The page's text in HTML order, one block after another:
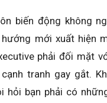
biến động không
mới xuất hiện
phải đối mặt
tranh gay gắt.
hỏi bạn phải có